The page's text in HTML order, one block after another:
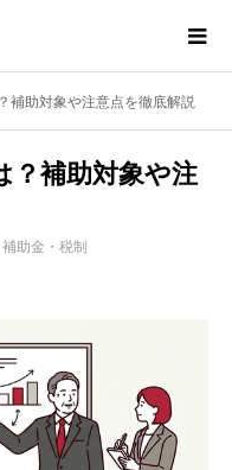
補助対象や注意点を徹底解説
？補助対象や注
助金・税制